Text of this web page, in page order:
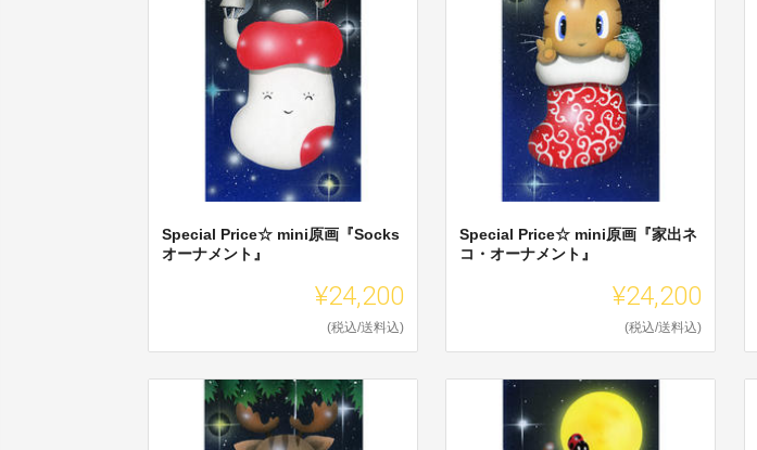
Special Price☆ mini原画『Socks
オーナメント』
¥24,200
(税込/送料込)
Special Price☆ mini原画『家出ネ
コ・オーナメント』
¥24,200
(税込/送料込)